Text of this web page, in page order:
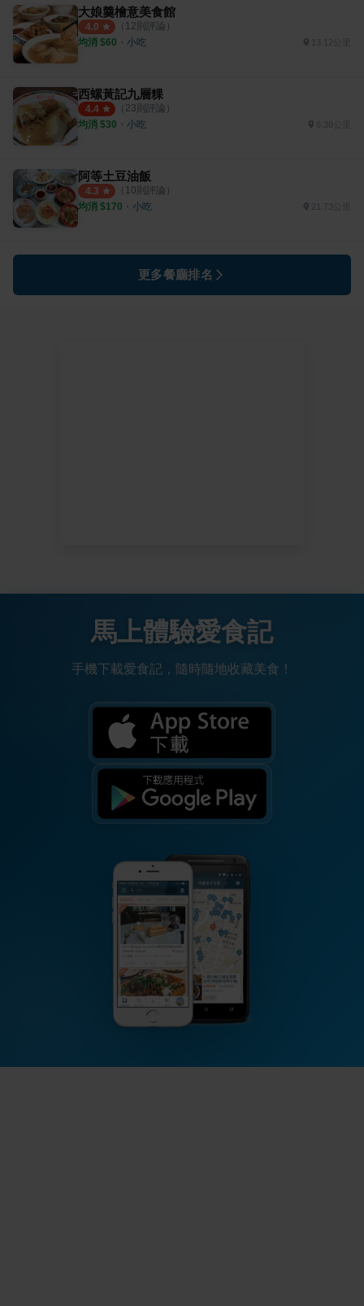
大娘羹檜意美食館
4.0 （ 12則評論）
均消 $60 ・ 小吃
西螺黃記九層粿
4.4 （ 23則評論）
均消 $30 ・ 小吃
阿等土豆油飯
4.3 （ 10則評論）
均消 $170 ・ 小吃
更多餐廳排名
馬上體驗愛食記
手機下載愛食記，隨時隨地收藏美食！